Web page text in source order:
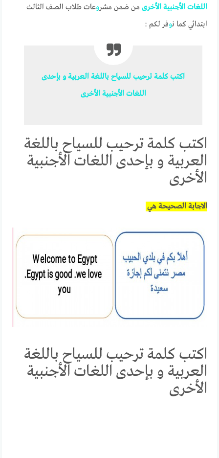
اللغات الأجنبية الأخرى من ضمن مشروعات طلاب الصف الثالث
ابتدائي كما نوفر لكم :
اكتب كلمة ترحيب للسياح باللغة العربية و بإحدى
اللغات الأجنبية الأخرى
اكتب كلمة ترحيب للسياح باللغة
العربية و بإحدى اللغات الأجنبية
الأخرى
الاجابة الصحيحة هي
اكتب كلمة ترحيب للسياح باللغة
العربية و بإحدى اللغات الأجنبية
الأخرى